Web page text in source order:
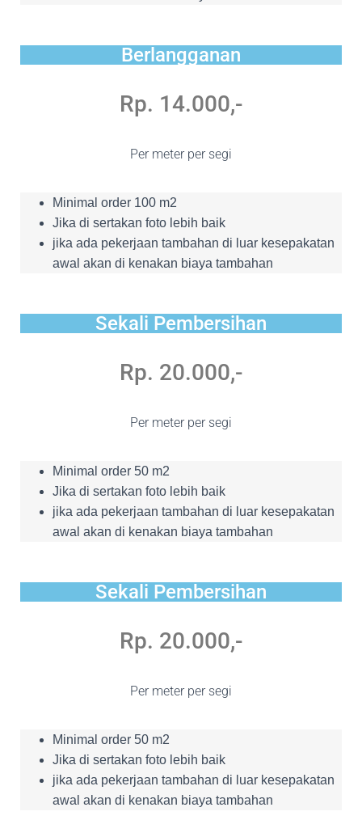
Berlangganan
Rp. 14.000,-
Per meter per segi
Minimal order 100 m2
Jika di sertakan foto lebih baik
jika ada pekerjaan tambahan di luar kesepakatan
awal akan di kenakan biaya tambahan
Sekali Pembersihan
Rp. 20.000,-
Per meter per segi
Minimal order 50 m2
Jika di sertakan foto lebih baik
jika ada pekerjaan tambahan di luar kesepakatan
awal akan di kenakan biaya tambahan
Sekali Pembersihan
Rp. 20.000,-
Per meter per segi
Minimal order 50 m2
Jika di sertakan foto lebih baik
jika ada pekerjaan tambahan di luar kesepakatan
awal akan di kenakan biaya tambahan